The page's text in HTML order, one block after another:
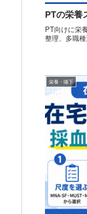
PTの栄養
PT向けに栄
整理、多職
栄養・嚥下